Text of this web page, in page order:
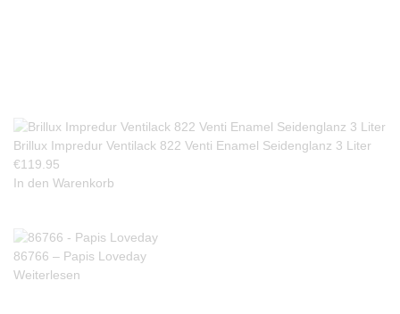
Brillux Impredur Ventilack 822 Venti Enamel Seidenglanz 3 Liter
€119.95
In den Warenkorb
86766 – Papis Loveday
Weiterlesen